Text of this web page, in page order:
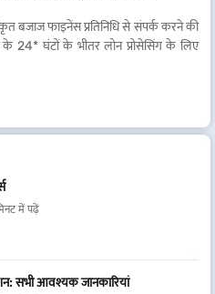
बजाज फाइनेंस प्रतिनिधि से संपर्क करने की
के 24* घंटों के भीतर लोन प्रोसेसिंग के लिए
में पढ़ें
सभी आवश्यक जानकारियां